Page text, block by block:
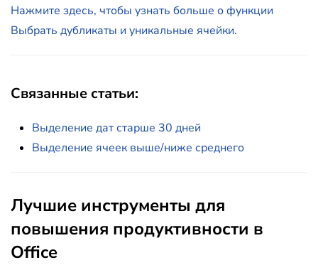
Нажмите здесь, чтобы узнать больше о функции
Выбрать дубликаты и уникальные ячейки.
Связанные статьи:
Выделение дат старше 30 дней
Выделение ячеек выше/ниже среднего
Лучшие инструменты для
повышения продуктивности в
Office